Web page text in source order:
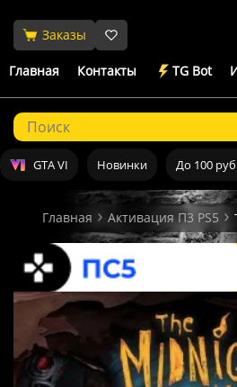
Заказы
Главная Контакты TG Bot
GTA VI Новинки До 100
Главная Активация П3 PS5